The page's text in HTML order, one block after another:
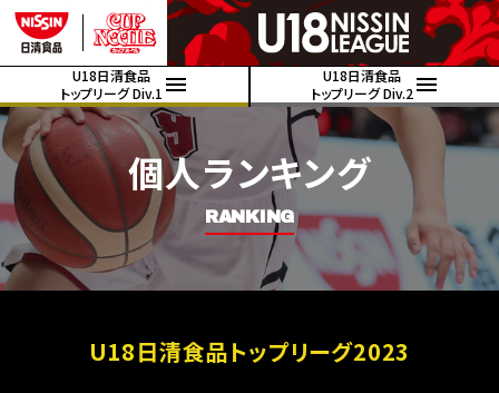
U18日清食品
トップリーグ Div.1
U18日清食品
トップリーグ Div.2
個人ランキング
RANKING
U18日清食品トップリーグ2023